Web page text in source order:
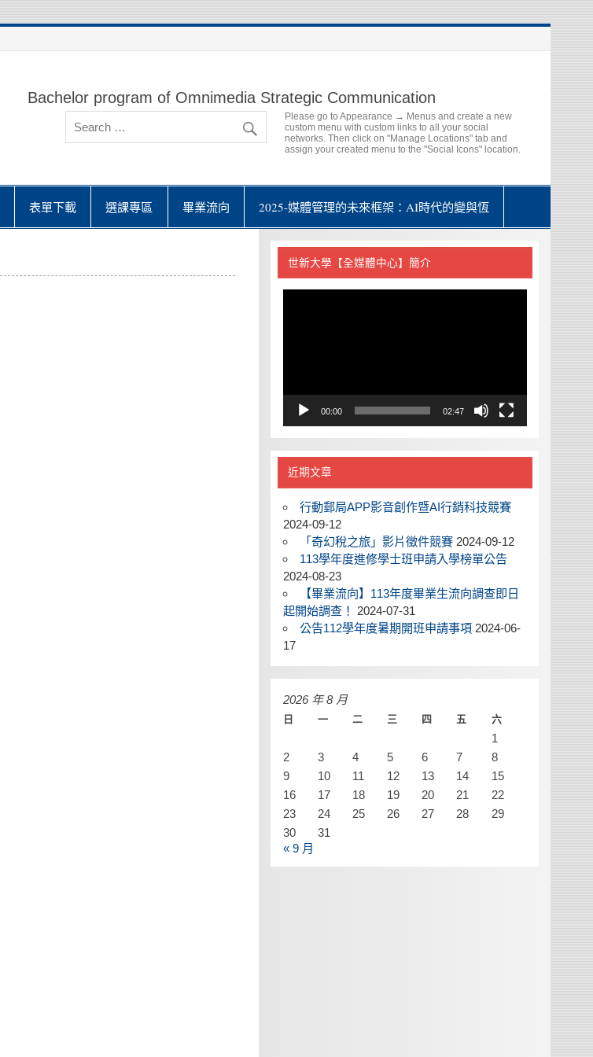
Bachelor program of Omnimedia Strategic Communication
Please go to Appearance → Menus and create a new
custom menu with custom links to all your social
networks. Then click on "Manage Locations" tab and
assign your created menu to the "Social Icons" location.
表單下載 選課專區 畢業流向 2025-媒體管理的未來框架：AI時代的變與恆
世新大學【全媒體中心】簡介
00:00 02:47
近期文章
行動郵局APP影音創作暨AI行銷科技競賽
2024-09-12
「奇幻稅之旅」影片徵件競賽 2024-09-12
113學年度進修學士班申請入學榜單公告
2024-08-23
【畢業流向】113年度畢業生流向調查即日
起開始調查！
2024-07-31
公告112學年度暑期開班申請事項 2024-06-
17
2026 年 8 月
日 一 二 三 四 五 六
1
2
3 4 5 6 7
8
9
10 11 12 13 14
15
16
17 18 19 20 21
22
23
24 25 26 27 28
29
30
31
« 9 月